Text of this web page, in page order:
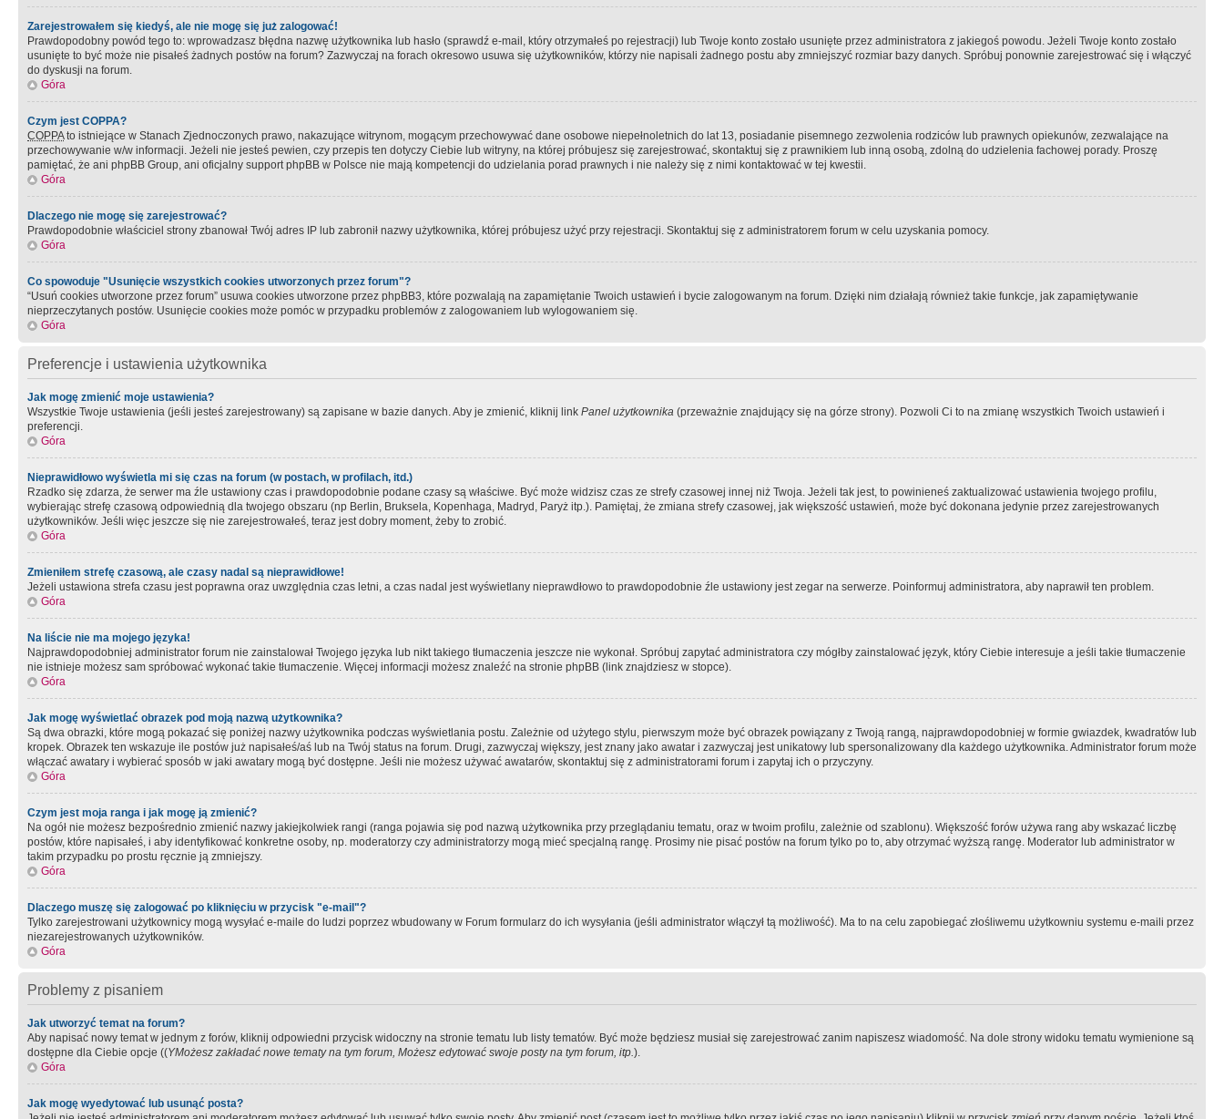
Zarejestrowałem się kiedyś, ale nie mogę się już zalogować!
Prawdopodobny powód tego to: wprowadzasz błędna nazwę użytkownika lub hasło (sprawdź e-mail, który otrzymałeś po rejestracji) lub Twoje konto zostało usunięte przez administratora z jakiegoś powodu. Jeżeli Twoje konto zostało
usunięte to być może nie pisałeś żadnych postów na forum? Zazwyczaj na forach okresowo usuwa się użytkowników, którzy nie napisali żadnego postu aby zmniejszyć rozmiar bazy danych. Spróbuj ponownie zarejestrować się i włączyć
do dyskusji na forum.
Góra
Czym jest COPPA?
COPPAto istniejące w Stanach Zjednoczonych prawo, nakazujące witrynom, mogącym przechowywać dane osobowe niepełnoletnich do lat 13, posiadanie pisemnego zezwolenia rodziców lub prawnych opiekunów, zezwalające na
przechowywanie w/w informacji. Jeżeli nie jesteś pewien, czy przepis ten dotyczy Ciebie lub witryny, na której próbujesz się zarejestrować, skontaktuj się z prawnikiem lub inną osobą, zdolną do udzielenia fachowej porady. Proszę
pamiętać, że ani phpBB Group, ani oficjalny support phpBB w Polsce nie mają kompetencji do udzielania porad prawnych i nie należy się z nimi kontaktować w tej kwestii.
Góra
Dlaczego nie mogę się zarejestrować?
Prawdopodobnie właściciel strony zbanował Twój adres IP lub zabronił nazwy użytkownika, której próbujesz użyć przy rejestracji. Skontaktuj się z administratorem forum w celu uzyskania pomocy.
Góra
Co spowoduje "Usunięcie wszystkich cookies utworzonych przez forum"?
“Usuń cookies utworzone przez forum” usuwa cookies utworzone przez phpBB3, które pozwalają na zapamiętanie Twoich ustawień i bycie zalogowanym na forum. Dzięki nim działają również takie funkcje, jak zapamiętywanie
nieprzeczytanych postów. Usunięcie cookies może pomóc w przypadku problemów z zalogowaniem lub wylogowaniem się.
Góra
Preferencje i ustawienia użytkownika
Jak mogę zmienić moje ustawienia?
Wszystkie Twoje ustawienia (jeśli jesteś zarejestrowany) są zapisane w bazie danych. Aby je zmienić, kliknij link Panel użytkownika (przeważnie znajdujący się na górze strony). Pozwoli Ci to na zmianę wszystkich Twoich ustawień i
preferencji.
Góra
Nieprawidłowo wyświetla mi się czas na forum (w postach, w profilach, itd.)
Rzadko się zdarza, że serwer ma źle ustawiony czas i prawdopodobnie podane czasy są właściwe. Być może widzisz czas ze strefy czasowej innej niż Twoja. Jeżeli tak jest, to powinieneś zaktualizować ustawienia twojego profilu,
wybierając strefę czasową odpowiednią dla twojego obszaru (np Berlin, Bruksela, Kopenhaga, Madryd, Paryż itp.). Pamiętaj, że zmiana strefy czasowej, jak większość ustawień, może być dokonana jedynie przez zarejestrowanych
użytkowników. Jeśli więc jeszcze się nie zarejestrowałeś, teraz jest dobry moment, żeby to zrobić.
Góra
Zmieniłem strefę czasową, ale czasy nadal są nieprawidłowe!
Jeżeli ustawiona strefa czasu jest poprawna oraz uwzględnia czas letni, a czas nadal jest wyświetlany nieprawdłowo to prawdopodobnie źle ustawiony jest zegar na serwerze. Poinformuj administratora, aby naprawił ten problem.
Góra
Na liście nie ma mojego języka!
Najprawdopodobniej administrator forum nie zainstalował Twojego języka lub nikt takiego tłumaczenia jeszcze nie wykonał. Spróbuj zapytać administratora czy mógłby zainstalować język, który Ciebie interesuje a jeśli takie tłumaczenie
nie istnieje możesz sam spróbować wykonać takie tłumaczenie. Więcej informacji możesz znaleźć na stronie phpBB (link znajdziesz w stopce).
Góra
Jak mogę wyświetlać obrazek pod moją nazwą użytkownika?
Są dwa obrazki, które mogą pokazać się poniżej nazwy użytkownika podczas wyświetlania postu. Zależnie od użytego stylu, pierwszym może być obrazek powiązany z Twoją rangą, najprawdopodobniej w formie gwiazdek, kwadratów lub
kropek. Obrazek ten wskazuje ile postów już napisałeś/aś lub na Twój status na forum. Drugi, zazwyczaj większy, jest znany jako awatar i zazwyczaj jest unikatowy lub spersonalizowany dla każdego użytkownika. Administrator forum może
włączać awatary i wybierać sposób w jaki awatary mogą być dostępne. Jeśli nie możesz używać awatarów, skontaktuj się z administratorami forum i zapytaj ich o przyczyny.
Góra
Czym jest moja ranga i jak mogę ją zmienić?
Na ogół nie możesz bezpośrednio zmienić nazwy jakiejkolwiek rangi (ranga pojawia się pod nazwą użytkownika przy przeglądaniu tematu, oraz w twoim profilu, zależnie od szablonu). Większość forów używa rang aby wskazać liczbę
postów, które napisałeś, i aby identyfikować konkretne osoby, np. moderatorzy czy administratorzy mogą mieć specjalną rangę. Prosimy nie pisać postów na forum tylko po to, aby otrzymać wyższą rangę. Moderator lub administrator w
takim przypadku po prostu ręcznie ją zmniejszy.
Góra
Dlaczego muszę się zalogować po kliknięciu w przycisk "e-mail"?
Tylko zarejestrowani użytkownicy mogą wysyłać e-maile do ludzi poprzez wbudowany w Forum formularz do ich wysyłania (jeśli administrator włączył tą możliwość). Ma to na celu zapobiegać złośliwemu użytkowniu systemu e-maili przez
niezarejestrowanych użytkowników.
Góra
Problemy z pisaniem
Jak utworzyć temat na forum?
Aby napisać nowy temat w jednym z forów, kliknij odpowiedni przycisk widoczny na stronie tematu lub listy tematów. Być może będziesz musiał się zarejestrować zanim napiszesz wiadomość. Na dole strony widoku tematu wymienione są
dostępne dla Ciebie opcje ((YMożesz zakładać nowe tematy na tym forum, Możesz edytować swoje posty na tym forum, itp.).
Góra
Jak mogę wyedytować lub usunąć posta?